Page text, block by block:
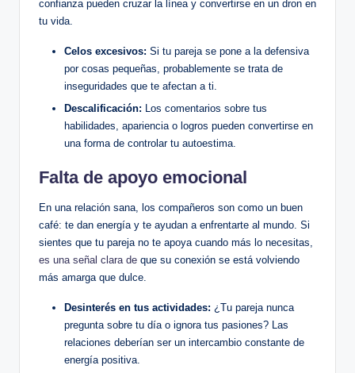
confianza pueden cruzar la línea y convertirse en un dron en
tu vida.
Celos excesivos: Si tu pareja se pone a la defensiva
por cosas pequeñas, probablemente se trata de
inseguridades que te afectan a ti.
Descalificación: Los comentarios sobre tus
habilidades, apariencia o logros pueden convertirse en
una forma de controlar tu autoestima.
Falta de apoyo emocional
En una relación sana, los compañeros son como un buen
café: te dan energía y te ayudan a enfrentarte al mundo. Si
sientes que tu pareja no te apoya cuando más lo necesitas,
es una señal clara de que su conexión se está volviendo
más amarga que dulce.
Desinterés en tus actividades: ¿Tu pareja nunca
pregunta sobre tu día o ignora tus pasiones? Las
relaciones deberían ser un intercambio constante de
energía positiva.